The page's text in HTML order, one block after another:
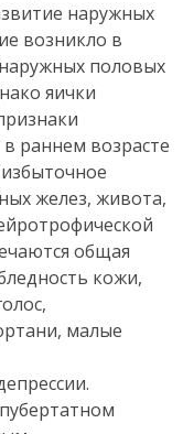
наружных
возникло в
половых
яички
раннем возрасте
желез, живота,
общая
кожи,
малые